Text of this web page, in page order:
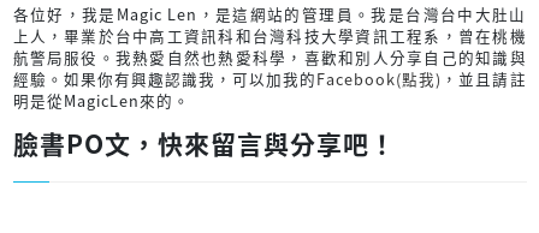
各位好，我是Magic Len，是這網站的管理員。我是台灣台中大肚山
上人，畢業於台中高工資訊科和台灣科技大學資訊工程系，曾在桃機
航警局服役。我熱愛自然也熱愛科學，喜歡和別人分享自己的知識與
經驗。如果你有興趣認識我，可以加我的Facebook(點我) ，並且請註
明是從MagicLen來的。
臉書PO文，快來留言與分享吧！